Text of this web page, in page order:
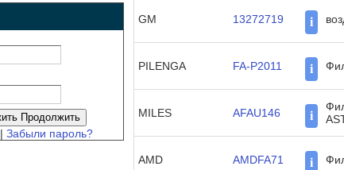
GM 13272719 i
PILENGA FA-P2011 i
MILES AFAU146 i
AMD AMDFA71 i
Продолжить
|Забыли пароль?